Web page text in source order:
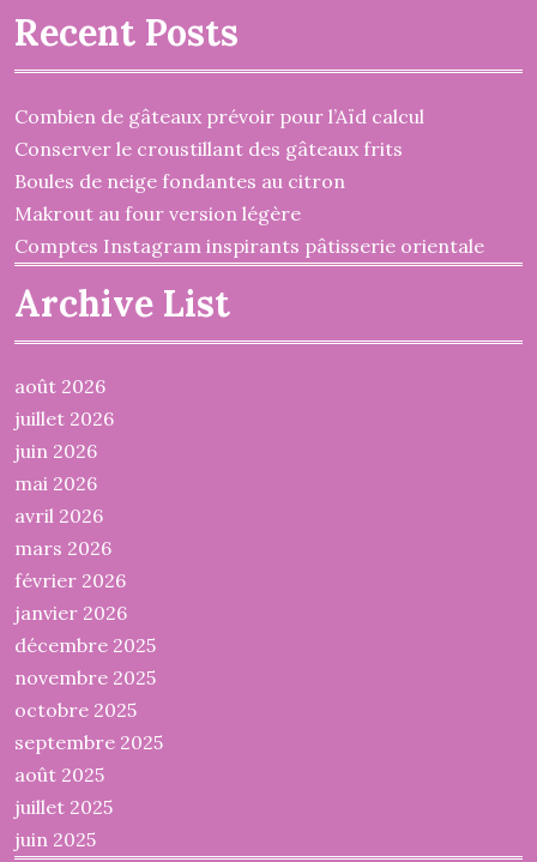
Recent Posts
Combien de gâteaux prévoir pour l’Aïd calcul
Conserver le croustillant des gâteaux frits
Boules de neige fondantes au citron
Makrout au four version légère
Comptes Instagram inspirants pâtisserie orientale
Archive List
août 2026
juillet 2026
juin 2026
mai 2026
avril 2026
mars 2026
février 2026
janvier 2026
décembre 2025
novembre 2025
octobre 2025
septembre 2025
août 2025
juillet 2025
juin 2025